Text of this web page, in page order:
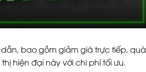
bao gồm giảm giá trực tiếp, quà
hiện đại này với chi phí tối ưu.